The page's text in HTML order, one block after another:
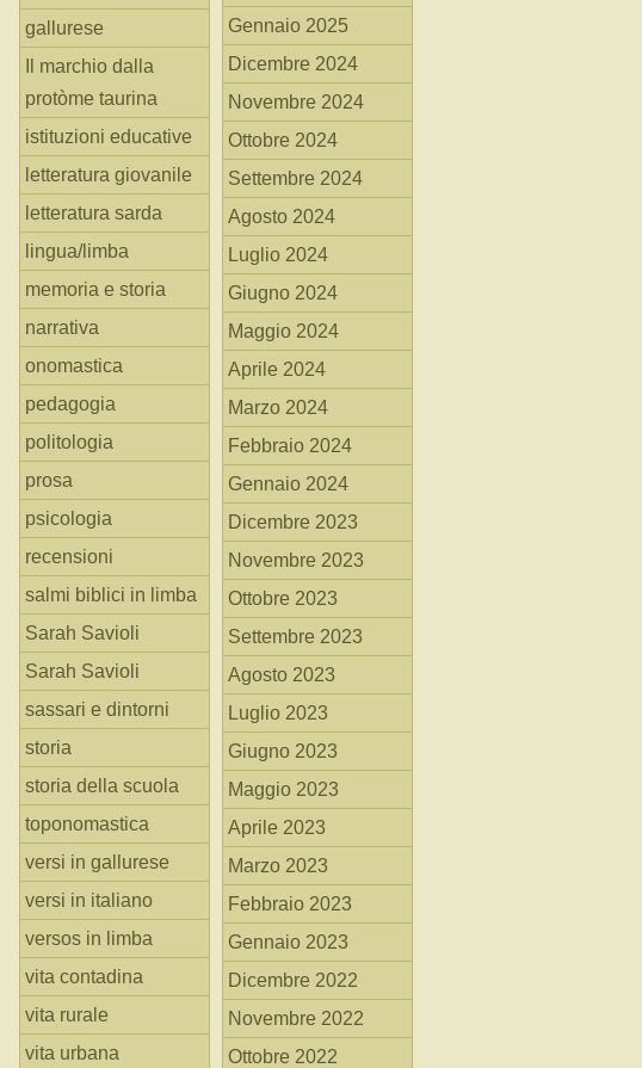
gallurese
Il marchio dalla
protòme taurina
istituzioni educative
letteratura giovanile
letteratura sarda
lingua/limba
memoria e storia
narrativa
onomastica
pedagogia
politologia
prosa
psicologia
recensioni
salmi biblici in limba
Sarah Savioli
Sarah Savioli
sassari e dintorni
storia
storia della scuola
toponomastica
versi in gallurese
versi in italiano
versos in limba
vita contadina
vita rurale
vita urbana
Gennaio 2025
Dicembre 2024
Novembre 2024
Ottobre 2024
Settembre 2024
Agosto 2024
Luglio 2024
Giugno 2024
Maggio 2024
Aprile 2024
Marzo 2024
Febbraio 2024
Gennaio 2024
Dicembre 2023
Novembre 2023
Ottobre 2023
Settembre 2023
Agosto 2023
Luglio 2023
Giugno 2023
Maggio 2023
Aprile 2023
Marzo 2023
Febbraio 2023
Gennaio 2023
Dicembre 2022
Novembre 2022
Ottobre 2022